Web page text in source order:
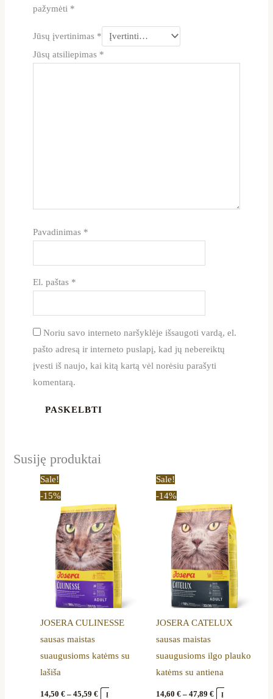
pažymėti *
Jūsų įvertinimas *
Jūsų atsiliepimas *
Pavadinimas *
El. paštas *
Noriu savo interneto naršyklėje išsaugoti vardą, el.
pašto adresą ir interneto puslapį, kad jų nebereiktų
įvesti iš naujo, kai kitą kartą vėl norėsiu parašyti
komentarą.
Susiję produktai
Sale!
-15%
JOSERA CULINESSE
sausas maistas
suaugusioms katėms su
lašiša
14,50€ – 45,59€
through
45,59 €
Į
has
multiple
variants.
The
options
may
be
chosen
on
the
page
Sale!
-14%
JOSERA CATELUX
sausas maistas
suaugusioms ilgo plauko
katėms su antiena
14,60 € – 47,89 €
through
47,89 €
Į
has
multiple
variants.
The
options
may
be
chosen
on
the
product
page